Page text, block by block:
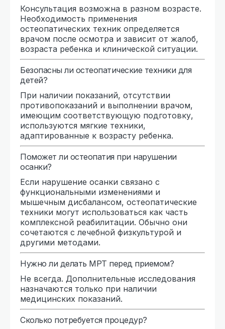
Консультация возможна в разном возрасте.
Необходимость применения
остеопатических техник определяется
врачом после осмотра и зависит от жалоб,
возраста ребенка и клинической ситуации.
Безопасны ли остеопатические техники для
детей?
При наличии показаний, отсутствии
противопоказаний и выполнении врачом,
имеющим соответствующую подготовку,
используются мягкие техники,
адаптированные к возрасту ребенка.
Поможет ли остеопатия при нарушении
осанки?
Если нарушение осанки связано с
функциональными изменениями и
мышечным дисбалансом, остеопатические
техники могут использоваться как часть
комплексной реабилитации. Обычно они
сочетаются с лечебной физкультурой и
другими методами.
Нужно ли делать МРТ перед приемом?
Не всегда. Дополнительные исследования
назначаются только при наличии
медицинских показаний.
Сколько потребуется процедур?